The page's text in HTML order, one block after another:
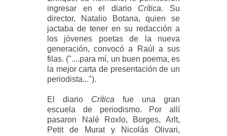
ingresar en el diario Crítica. Su
director, Natalio Botana, quien se
jactaba de tener en su redacción a
los jóvenes poetas de la nueva
generación, convocó a Raúl a sus
filas. ("....para mí, un buen poema, es
la mejor carta de presentación de un
periodista...").
El diario Crítica fue una gran
escuela de periodismo. Por allí
pasaron Nalé Roxlo, Borges, Arlt,
Petit de Murat y Nicolás Olivari,